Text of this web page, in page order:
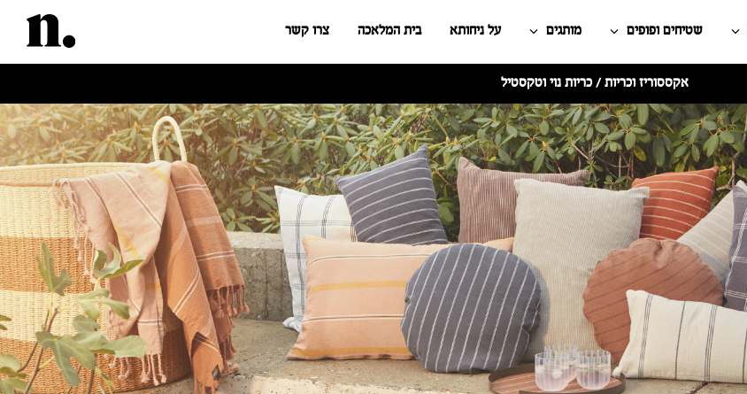
שטיחים ופופים מותגים על ניחותא בית המלאכה צרו קשר
אקססוריז וכריות/ כריות נוי וטקסטיל